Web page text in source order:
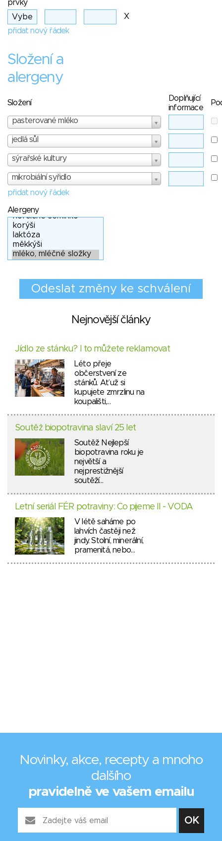
prvky
X
přidat nový řádek
Složení a
alergeny
Složení
Doplňující
informace
pasterované mléko
jedlá sůl
sýrařské kultury
mikrobiální syřidlo
přidat nový řádek
Alergeny
Nejnovější články
Jídlo ze stánku? I to můžete reklamovat
Léto přeje
občerstvení ze
stánků. Ať už si
kupujete zmrzlinu na
koupališti,…
Soutěž biopotravina slaví 25 let
Soutěž Nejlepší
biopotravina roku je
největší a
nejprestižnější
soutěží…
Letní seriál FÉR potraviny: Co pijeme II - VODA
V létě saháme po
lahvích častěji než
jindy. Stolní, minerální,
pramenitá, nebo…
Novinky, akce, recepty a mnoho
dalšího
pravidelně ve vašem emailu